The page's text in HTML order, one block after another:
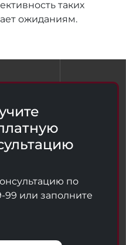
таких
ожиданиям.
по
99 или заполните